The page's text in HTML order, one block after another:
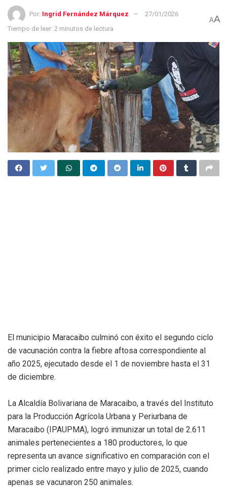
Por: Ingrid Fernández Márquez
27/01/2026
Tiempo de leer: 2 minutos de lectura
AA
El municipio Maracaibo culminó con éxito el segundo ciclo
de vacunación contra la fiebre aftosa correspondiente al
año 2025, ejecutado desde el 1 de noviembre hasta el 31
de diciembre.
La Alcaldía Bolivariana de Maracaibo, a través del Instituto
para la Producción Agrícola Urbana y Periurbana de
Maracaibo (IPAUPMA), logró inmunizar un total de 2.611
animales pertenecientes a 180 productores, lo que
representa un avance significativo en comparación con el
primer ciclo realizado entre mayo y julio de 2025, cuando
apenas se vacunaron 250 animales.